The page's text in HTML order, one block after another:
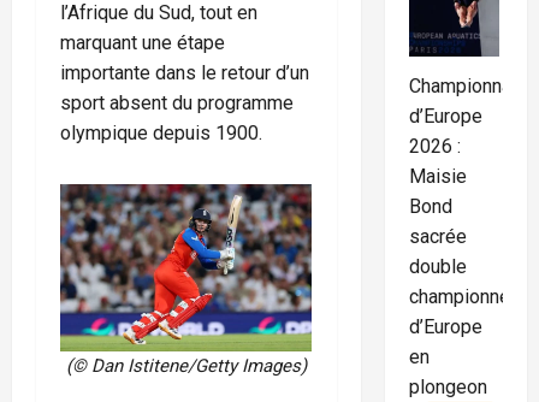
l’Afrique du Sud, tout en
marquant une étape
importante dans le retour d’un
sport absent du programme
olympique depuis 1900.
(© Dan Istitene/Getty Images)
Championnats
d’Europe
2026 :
Maisie
Bond
sacrée
double
championne
d’Europe
en
plongeon